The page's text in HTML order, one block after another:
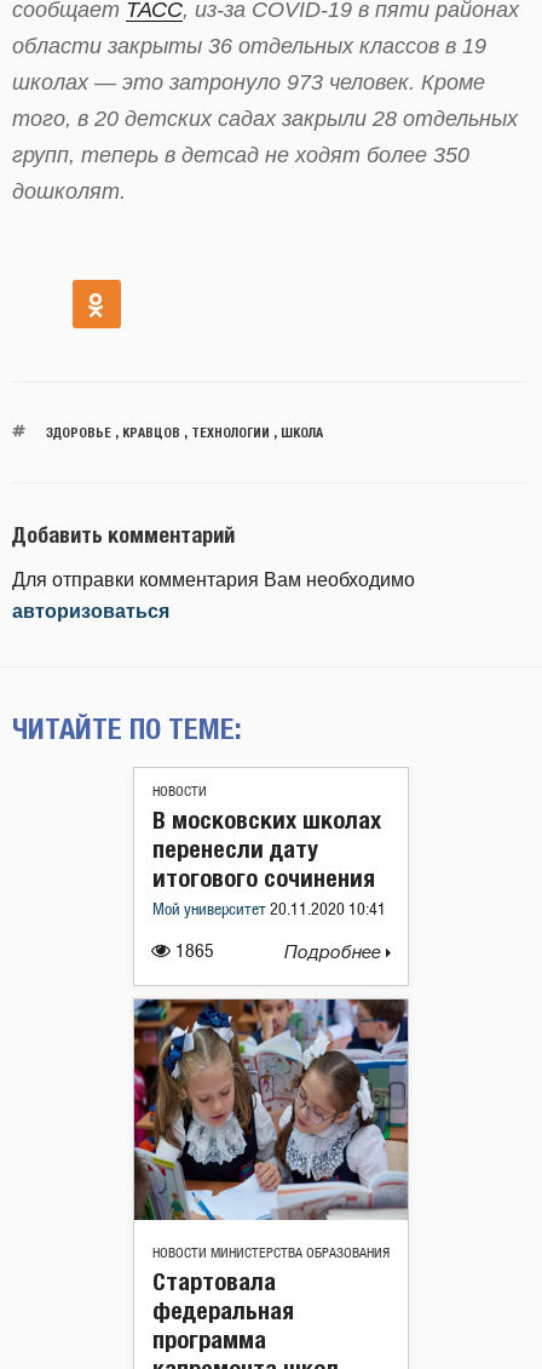
сообщает ТАСС, из-за COVID-19 в пяти районах
области закрыты 36 отдельных классов в 19
школах — это затронуло 973 человек. Кроме
того, в 20 детских садах закрыли 28 отдельных
групп, теперь в детсад не ходят более 350
дошколят.
ЗДОРОВЬЕ, КРАВЦОВ , ТЕХНОЛОГИИ , ШКОЛА
Добавить комментарий
Для отправки комментария Вам необходимо
авторизоваться
ЧИТАЙТЕ ПО ТЕМЕ:
НОВОСТИ
1865
В московских школах
перенесли дату
итогового сочинения
Мой университет 20.11.2020 10:41
Подробнее
НОВОСТИ МИНИСТЕРСТВА ОБРАЗОВАНИЯ
Стартовала
федеральная
программа